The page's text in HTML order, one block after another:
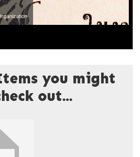
you might
out...